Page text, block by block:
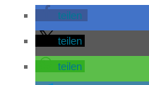
teilen
teilen
teilen